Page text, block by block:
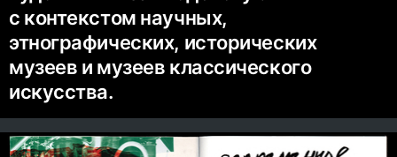
с контекстом научных,
этнографических, исторических
музеев и музеев классического
искусства.